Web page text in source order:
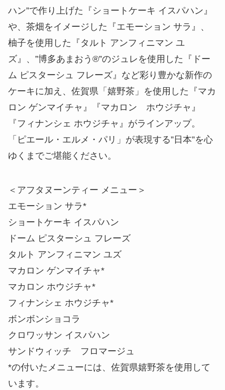
ハン”で作り上げた『ショートケーキ イスパハン』
や、茶畑をイメージした『エモーション サラ』、
柚子を使用した『タルト アンフィニマン ユ
ズ』、”博多あまおう®”のジュレを使用した『ドー
ム ピスターシュ フレーズ』など彩り豊かな新作の
ケーキに加え、佐賀県「嬉野茶」を使用した『マカ
ロン ゲンマイチャ』『マカロン ホウジチャ』
『フィナンシェ ホウジチャ』がラインアップ。
「ピエール・エルメ・パリ」が表現する”日本”を心
ゆくまでご堪能ください。
＜アフタヌーンティー メニュー＞
エモーション サラ*
ショートケーキ イスパハン
ドーム ピスターシュ フレーズ
タルト アンフィニマン ユズ
マカロン ゲンマイチャ*
マカロン ホウジチャ*
フィナンシェ ホウジチャ*
ボンボンショコラ
クロワッサン イスパハン
サンドウィッチ フロマージュ
*の付いたメニューには、佐賀県嬉野茶を使用して
います。